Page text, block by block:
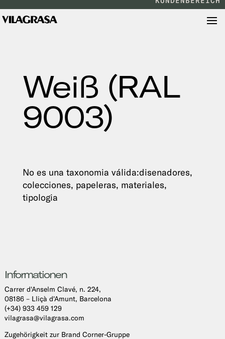
Weiß (RAL
9003)
No es una taxonomia válida:disenadores,
colecciones, papeleras, materiales,
tipologia
Informationen
Carrer d'Anselm Clavé, n. 224,
08186 – Lliçà d'Amunt, Barcelona
(+34) 933 459 129
vilagrasa@vilagrasa.com
Zugehörigkeit zur Brand Corner-Gruppe